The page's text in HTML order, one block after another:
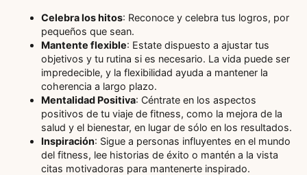
Celebra los hitos: Reconoce y celebra tus logros, por
pequeños que sean.
Mantente flexible: Estate dispuesto a ajustar tus
objetivos y tu rutina si es necesario. La vida puede ser
impredecible, y la flexibilidad ayuda a mantener la
coherencia a largo plazo.
Mentalidad Positiva: Céntrate en los aspectos
positivos de tu viaje de fitness, como la mejora de la
salud y el bienestar, en lugar de sólo en los resultados.
Inspiración: Sigue a personas influyentes en el mundo
del fitness, lee historias de éxito o mantén a la vista
citas motivadoras para mantenerte inspirado.